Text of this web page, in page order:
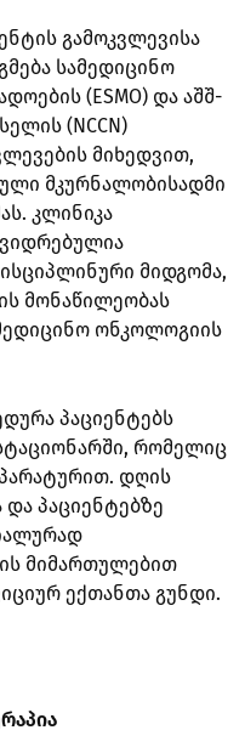
გამოკვლევისა
სამედიცინო
(ESMO) და აშშ-
(NCCN)
მიხედვით,
მკურნალობისადმი
კლინიკა
მიდგომა,
მონაწილეობას
ონკოლოგიის
პაციენტებს
რომელიც
დღის
პაციენტებზე
მიმართულებით
ექთანთა გუნდი.